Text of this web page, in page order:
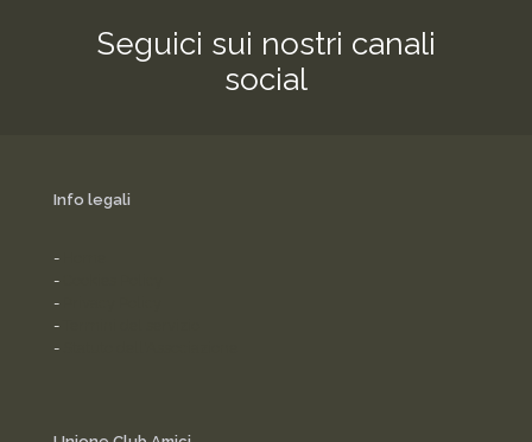
Seguici sui nostri canali
social
Info legali
-
-
-
-
-